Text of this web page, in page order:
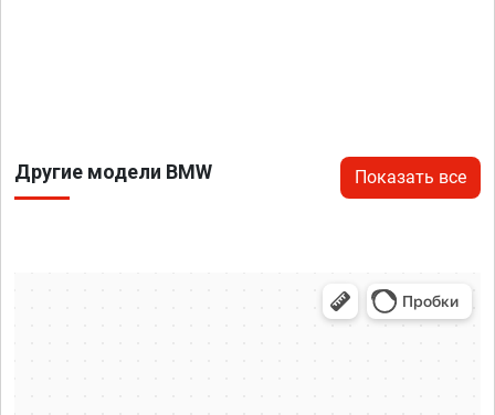
Другие модели BMW Показать все